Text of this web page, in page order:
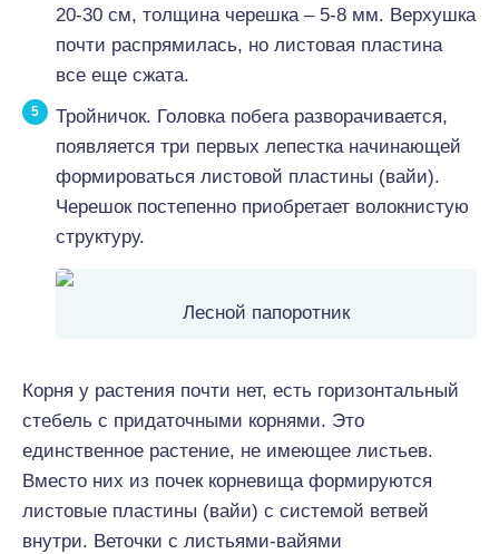
20-30 см, толщина черешка – 5-8 мм. Верхушка
почти распрямилась, но листовая пластина
все еще сжата.
Тройничок. Головка побега разворачивается,
появляется три первых лепестка начинающей
формироваться листовой пластины (вайи).
Черешок постепенно приобретает волокнистую
структуру.
Лесной папоротник
Корня у растения почти нет, есть горизонтальный
стебель с придаточными корнями. Это
единственное растение, не имеющее листьев.
Вместо них из почек корневища формируются
листовые пластины (вайи) с системой ветвей
внутри. Веточки с листьями-вайями